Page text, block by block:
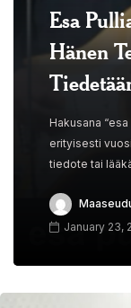
Esa
Hänen
Hakusana
erityisesti
tiedote tai
January 23,